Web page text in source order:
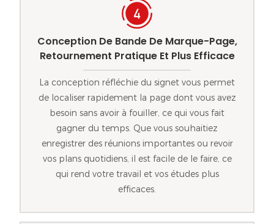
Conception De Bande De Marque-Page,
Retournement Pratique Et Plus Efficace
La conception réfléchie du signet vous permet
de localiser rapidement la page dont vous avez
besoin sans avoir à fouiller, ce qui vous fait
gagner du temps. Que vous souhaitiez
enregistrer des réunions importantes ou revoir
vos plans quotidiens, il est facile de le faire, ce
qui rend votre travail et vos études plus
efficaces.